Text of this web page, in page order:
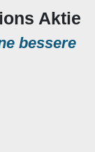
Aktie
bessere